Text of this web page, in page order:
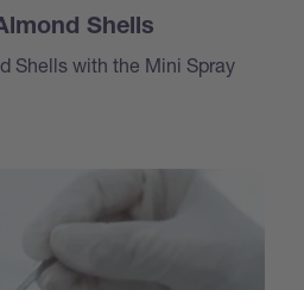
Shells
Shells with the Mini Spray